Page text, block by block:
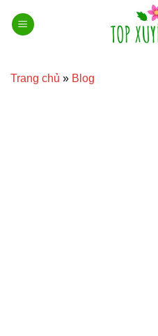
qua
Trang chủ » Blog